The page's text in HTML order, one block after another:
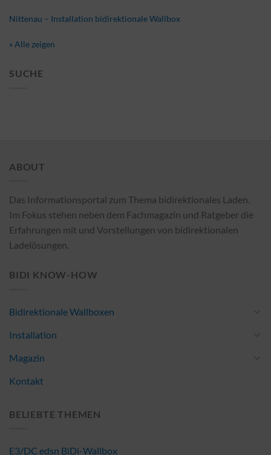
Nittenau – Installation bidirektionale Wallbox
» Alle zeigen
SUCHE
ABOUT
Das Informationsportal zum Thema bidirektionales Laden.
Im Fokus stehen neben dem Fachmagazin und Ratgeber die
Erfahrungen mit und Vorstellungen von bidirektionalen
Ladelösungen.
BIDI KNOW-HOW
Bidirektionale Wallboxen
Installation
Magazin
Kontakt
BELIEBTE THEMEN
E3/DC edsn BiDi-Wallbox